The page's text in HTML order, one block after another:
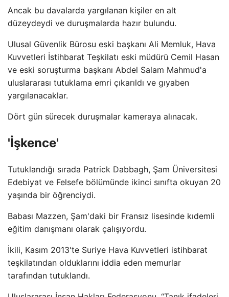
Ancak bu davalarda yargılanan kişiler en alt
düzeydeydi ve duruşmalarda hazır bulundu.
Ulusal Güvenlik Bürosu eski başkanı Ali Memluk, Hava
Kuvvetleri İstihbarat Teşkilatı eski müdürü Cemil Hasan
ve eski soruşturma başkanı Abdel Salam Mahmud'a
uluslararası tutuklama emri çıkarıldı ve gıyaben
yargılanacaklar.
Dört gün sürecek duruşmalar kameraya alınacak.
'İşkence'
Tutuklandığı sırada Patrick Dabbagh, Şam Üniversitesi
Edebiyat ve Felsefe bölümünde ikinci sınıfta okuyan 20
yaşında bir öğrenciydi.
Babası Mazzen, Şam'daki bir Fransız lisesinde kıdemli
eğitim danışmanı olarak çalışıyordu.
İkili, Kasım 2013'te Suriye Hava Kuvvetleri istihbarat
teşkilatından olduklarını iddia eden memurlar
tarafından tutuklandı.